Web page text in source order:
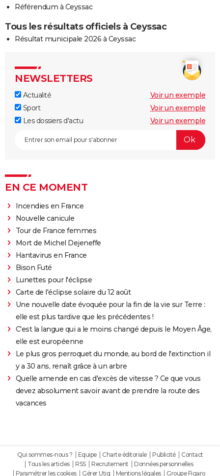
Référendum à Ceyssac
Tous les résultats officiels à Ceyssac
Résultat municipale 2026 à Ceyssac
NEWSLETTERS
Actualité
Voir un exemple
Sport
Voir un exemple
Les dossiers d'actu
Voir un exemple
EN CE MOMENT
Incendies en France
Nouvelle canicule
Tour de France femmes
Mort de Michel Dejeneffe
Hantavirus en France
Bison Futé
Lunettes pour l'éclipse
Carte de l'éclipse solaire du 12 août
Une nouvelle date évoquée pour la fin de la vie sur Terre :
elle est plus tardive que les précédentes !
C'est la langue qui a le moins changé depuis le Moyen Âge,
elle est européenne
Le plus gros perroquet du monde, au bord de l'extinction il
y a 30 ans, renaît grâce à un arbre
Quelle amende en cas d'excès de vitesse ? Ce que vous
devez absolument savoir avant de prendre la route des
vacances
Qui sommes-nous ? Equipe Charte éditoriale Publicité
Contact
Tous les articles
RSS Recrutement
Données personnelles
Paramétrer les cookies
Gérer Utiq Mentions légales Groupe Figaro